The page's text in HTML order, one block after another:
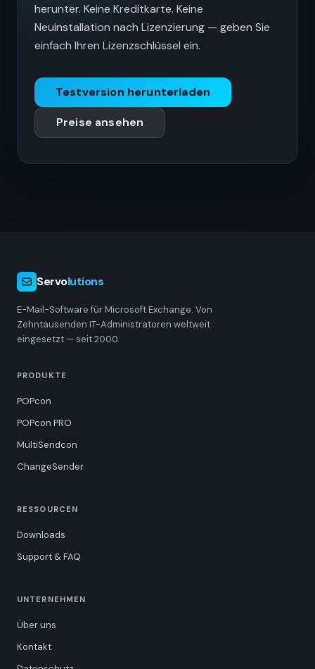
herunter. Keine Kreditkarte. Keine
Neuinstallation nach Lizenzierung — geben Sie
einfach Ihren Lizenzschlüssel ein.
Testversion herunterladen
Preise ansehen
Servolutions
E-Mail-Software für Microsoft Exchange. Von
Zehntausenden IT-Administratoren weltweit
eingesetzt — seit 2000.
PRODUKTE
POPcon
POPcon PRO
MultiSendcon
ChangeSender
RESSOURCEN
Downloads
Support & FAQ
UNTERNEHMEN
Über uns
Kontakt